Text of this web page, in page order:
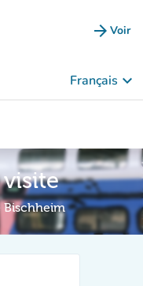
arrow_forward Voir
Français keyboard_arrow_down
Bischheim